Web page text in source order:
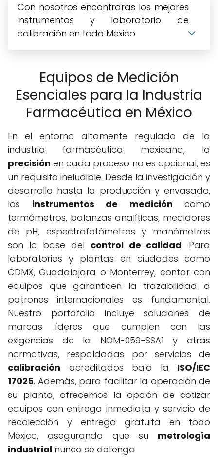
Con nosotros encontraras los mejores
instrumentos y laboratorio de
calibración en todo Mexico
Equipos de Medición
Esenciales para la Industria
Farmacéutica en México
En el entorno altamente regulado de la
industria farmacéutica mexicana, la
precisión en cada proceso no es opcional, es
un requisito ineludible. Desde la investigación y
desarrollo hasta la producción y envasado,
los instrumentos de medición como
termómetros, balanzas analíticas, medidores
de pH, espectrofotómetros y manómetros
son la base del control de calidad. Para
laboratorios y plantas en ciudades como
CDMX, Guadalajara o Monterrey, contar con
equipos que garanticen la trazabilidad a
patrones internacionales es fundamental.
Nuestro portafolio incluye soluciones de
marcas líderes que cumplen con las
exigencias de la NOM-059-SSA1 y otras
normativas, respaldadas por servicios de
calibración acreditados bajo la ISO/IEC
17025. Además, para facilitar la operación de
su planta, ofrecemos la opción de cotizar
equipos con entrega inmediata y servicio de
recolección y entrega gratuita en todo
México, asegurando que su metrología
industrial nunca se detenga.